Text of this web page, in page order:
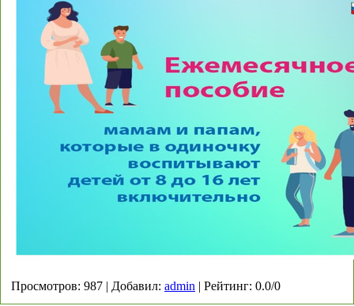
Просмотров: 987 | Добавил: admin | Рейтинг: 0.0/0